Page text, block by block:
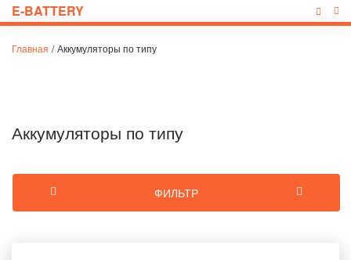
E-BATTERY
Главная / Аккумуляторы по типу
Аккумуляторы по типу
ФИЛЬТР